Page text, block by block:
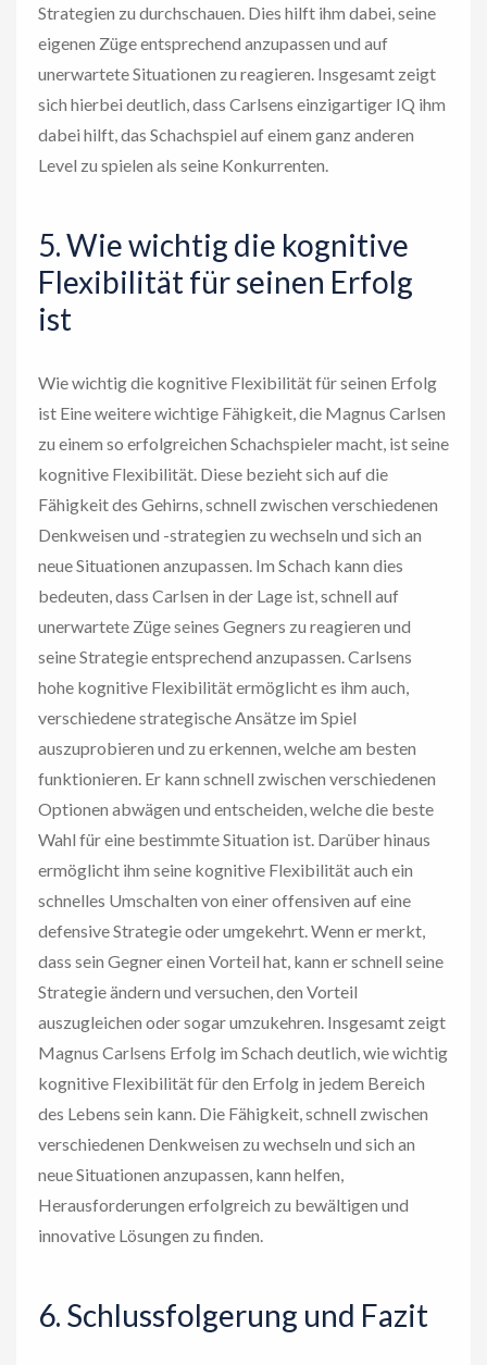
Strategien zu durchschauen. Dies hilft ihm dabei, seine
eigenen Züge entsprechend anzupassen und auf
unerwartete Situationen zu reagieren. Insgesamt zeigt
sich hierbei deutlich, dass Carlsens einzigartiger IQ ihm
dabei hilft, das Schachspiel auf einem ganz anderen
Level zu spielen als seine Konkurrenten.
5. Wie wichtig die kognitive
Flexibilität für seinen Erfolg
ist
Wie wichtig die kognitive Flexibilität für seinen Erfolg
ist Eine weitere wichtige Fähigkeit, die Magnus Carlsen
zu einem so erfolgreichen Schachspieler macht, ist seine
kognitive Flexibilität. Diese bezieht sich auf die
Fähigkeit des Gehirns, schnell zwischen verschiedenen
Denkweisen und -strategien zu wechseln und sich an
neue Situationen anzupassen. Im Schach kann dies
bedeuten, dass Carlsen in der Lage ist, schnell auf
unerwartete Züge seines Gegners zu reagieren und
seine Strategie entsprechend anzupassen. Carlsens
hohe kognitive Flexibilität ermöglicht es ihm auch,
verschiedene strategische Ansätze im Spiel
auszuprobieren und zu erkennen, welche am besten
funktionieren. Er kann schnell zwischen verschiedenen
Optionen abwägen und entscheiden, welche die beste
Wahl für eine bestimmte Situation ist. Darüber hinaus
ermöglicht ihm seine kognitive Flexibilität auch ein
schnelles Umschalten von einer offensiven auf eine
defensive Strategie oder umgekehrt. Wenn er merkt,
dass sein Gegner einen Vorteil hat, kann er schnell seine
Strategie ändern und versuchen, den Vorteil
auszugleichen oder sogar umzukehren. Insgesamt zeigt
Magnus Carlsens Erfolg im Schach deutlich, wie wichtig
kognitive Flexibilität für den Erfolg in jedem Bereich
des Lebens sein kann. Die Fähigkeit, schnell zwischen
verschiedenen Denkweisen zu wechseln und sich an
neue Situationen anzupassen, kann helfen,
Herausforderungen erfolgreich zu bewältigen und
innovative Lösungen zu finden.
6. Schlussfolgerung und Fazit